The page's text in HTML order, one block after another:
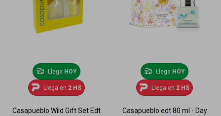
Llega HOY
Llega en 2 HS
Casapueblo Wild Gift Set Edt
Llega HOY
Llega en 2 HS
Casapueblo edt 80 ml - Day